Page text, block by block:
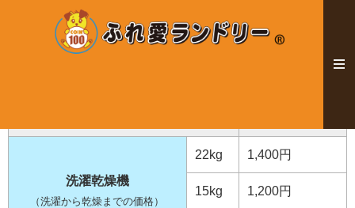
洗濯乾燥機
（洗濯から乾燥までの価格）
22kg 1,400円
15kg 1,200円